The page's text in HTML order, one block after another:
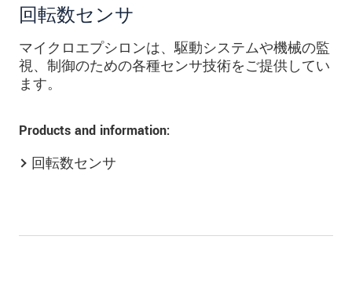
回転数センサ
マイクロエプシロンは、駆動システムや機械の監
視、制御のための各種センサ技術をご提供してい
ます。
Products and information:
回転数センサ